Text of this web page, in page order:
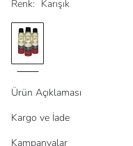
Renk: Karışık
Ürün Açıklaması
Kargo ve İade
Kampanyalar